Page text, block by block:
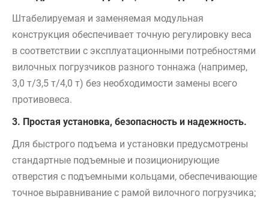
Штабелируемая и заменяемая модульная
конструкция обеспечивает точную регулировку веса
в соответствии с эксплуатационными потребностями
вилочных погрузчиков разного тоннажа (например,
3,0 т/3,5 т/4,0 т) без необходимости замены всего
противовеса.
3. Простая установка, безопасность и надежность.
Для быстрого подъема и установки предусмотрены
стандартные подъемные и позиционирующие
отверстия с подъемными кольцами, обеспечивающие
точное выравнивание с рамой вилочного погрузчика;